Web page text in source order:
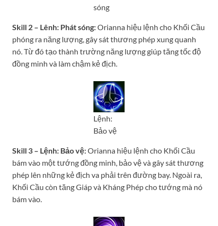
sóng
Skill 2 – Lênh: Phát sóng:Orianna hiệu lệnh cho Khối Cầu
phóng ra năng lượng, gây sát thương phép xung quanh
nó. Từ đó tạo thành trường năng lượng giúp tăng tốc độ
đồng minh và làm chậm kẻ địch.
Lệnh:
Bảo vệ
Skill 3 – Lệnh: Bảo vệ:Orianna hiệu lệnh cho Khối Cầu
bám vào một tướng đồng minh, bảo vệ và gây sát thương
phép lên những kẻ địch va phải trên đường bay. Ngoài ra,
Khối Cầu còn tăng Giáp và Kháng Phép cho tướng mà nó
bám vào.